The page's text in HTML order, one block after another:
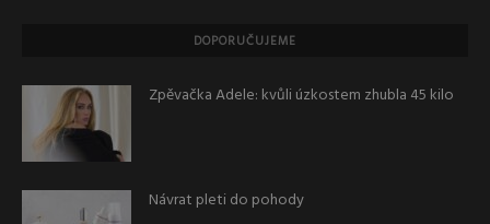
DOPORUČUJEME
Zpěvačka Adele: kvůli úzkostem zhubla 45 kilo
Návrat pleti do pohody